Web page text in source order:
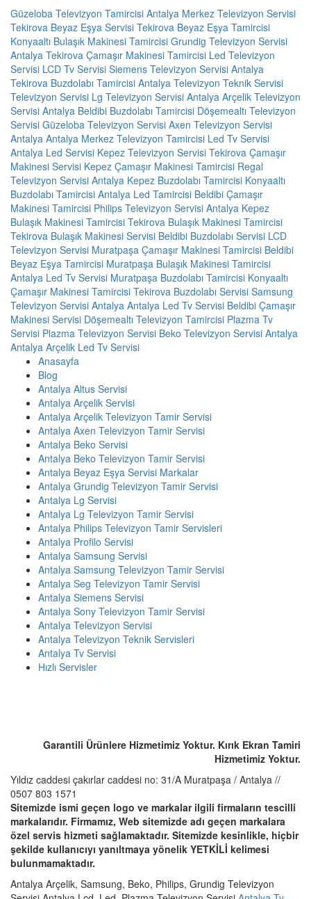
Güzeloba Televizyon Tamircisi Antalya Merkez Televizyon Servisi
Tekirova Beyaz Eşya Servisi Tekirova Beyaz Eşya Tamircisi
Konyaaltı Bulaşık Makinesi Tamircisi Grundig Televizyon Servisi
Antalya Tekirova Çamaşır Makinesi Tamircisi Led Televizyon
Servisi LCD Tv Servisi Siemens Televizyon Servisi Antalya
Tekirova Buzdolabı Tamircisi Antalya Televizyon Teknik Servisi
Televizyon Servisi Lg Televizyon Servisi Antalya Arçelik Televizyon
Servisi Antalya Beldibi Buzdolabı Tamircisi Döşemealtı Televizyon
Servisi Güzeloba Televizyon Servisi Axen Televizyon Servisi
Antalya Antalya Merkez Televizyon Tamircisi Led Tv Servisi
Antalya Led Servisi Kepez Televizyon Servisi Tekirova Çamaşır
Makinesi Servisi Kepez Çamaşır Makinesi Tamircisi Regal
Televizyon Servisi Antalya Kepez Buzdolabı Tamircisi Konyaaltı
Buzdolabı Tamircisi Antalya Led Tamircisi Beldibi Çamaşır
Makinesi Tamircisi Philips Televizyon Servisi Antalya Kepez
Bulaşık Makinesi Tamircisi Tekirova Bulaşık Makinesi Tamircisi
Tekirova Bulaşık Makinesi Servisi Beldibi Buzdolabı Servisi LCD
Televizyon Servisi Muratpaşa Çamaşır Makinesi Tamircisi Beldibi
Beyaz Eşya Tamircisi Muratpaşa Bulaşık Makinesi Tamircisi
Antalya Led Tv Servisi Muratpaşa Buzdolabı Tamircisi Konyaaltı
Çamaşır Makinesi Tamircisi Tekirova Buzdolabı Servisi Samsung
Televizyon Servisi Antalya Antalya Led Tv Servisi Beldibi Çamaşır
Makinesi Servisi Döşemealtı Televizyon Tamircisi Plazma Tv
Servisi Plazma Televizyon Servisi Beko Televizyon Servisi Antalya
Antalya Arçelik Led Tv Servisi
Anasayfa
Blog
Antalya Altus Servisi
Antalya Arçelik Servisi
Antalya Arçelik Televizyon Tamir Servisi
Antalya Axen Televizyon Tamir Servisi
Antalya Beko Servisi
Antalya Beko Televizyon Tamir Servisi
Antalya Beyaz Eşya Servisi Markalar
Antalya Grundig Televizyon Tamir Servisi
Antalya Lg Servisi
Antalya Lg Televizyon Tamir Servisi
Antalya Philips Televizyon Tamir Servisleri
Antalya Profilo Servisi
Antalya Samsung Servisi
Antalya Samsung Televizyon Tamir Servisi
Antalya Seg Televizyon Tamir Servisi
Antalya Siemens Servisi
Antalya Sony Televizyon Tamir Servisi
Antalya Televizyon Servisi
Antalya Televizyon Teknik Servisleri
Antalya Tv Servisi
Hızlı Servisler
Garantili Ürünlere Hizmetimiz Yoktur. Kırık Ekran Tamiri
Hizmetimiz Yoktur.
Yıldız caddesi çakırlar caddesi no: 31/A Muratpaşa / Antalya //
0507 803 1571
Sitemizde ismi geçen logo ve markalar ilgili firmaların tescilli
markalarıdır. Firmamız, Web sitemizde adı geçen markalara
özel servis hizmeti sağlamaktadır. Sitemizde kesinlikle, hiçbir
şekilde kullanıcıyı yanıltmaya yönelik YETKİLİ kelimesi
bulunmamaktadır.
Antalya Arçelik, Samsung, Beko, Philips, Grundig Televizyon